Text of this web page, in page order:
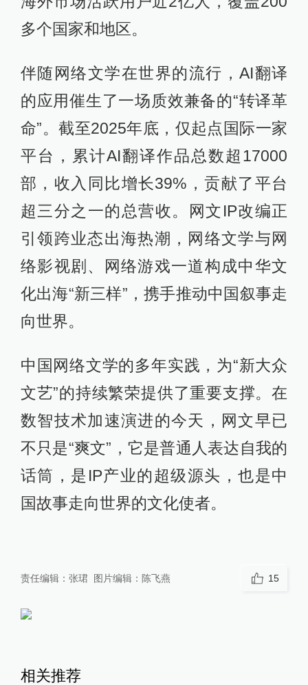
多个国家和地区。
伴随网络文学在世界的流行，AI翻译
的应用催生了一场质效兼备的“转译革
命”。截至2025年底，仅起点国际一家
平台，累计AI翻译作品总数超17000
部，收入同比增长39%，贡献了平台
超三分之一的总营收。网文IP改编正
引领跨业态出海热潮，网络文学与网
络影视剧、网络游戏一道构成中华文
化出海“新三样”，携手推动中国叙事走
向世界。
中国网络文学的多年实践，为“新大众
文艺”的持续繁荣提供了重要支撑。在
数智技术加速演进的今天，网文早已
不只是“爽文”，它是普通人表达自我的
话筒，是IP产业的超级源头，也是中
国故事走向世界的文化使者。
责任编辑： 张珺 图片编辑： 陈飞燕 15
相关推荐